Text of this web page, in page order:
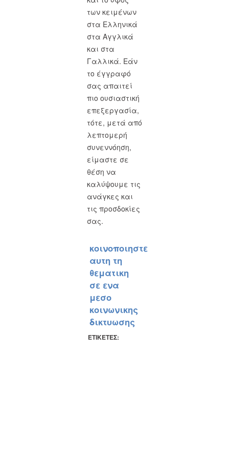
των κειμένων
στα Ελληνικά
στα Αγγλικά
και στα
Γαλλικά. Εάν
το έγγραφό
σας απαιτεί
πιο ουσιαστική
επεξεργασία,
τότε, μετά από
λεπτομερή
συνεννόηση,
είμαστε σε
θέση να
καλύψουμε τις
ανάγκες και
τις προσδοκίες
σας.
κοινοποιηστε
αυτη τη
θεματικη
σε ενα
μεσο
κοινωνικης
δικτυωσης
ΕΤΙΚΕΤΕΣ: